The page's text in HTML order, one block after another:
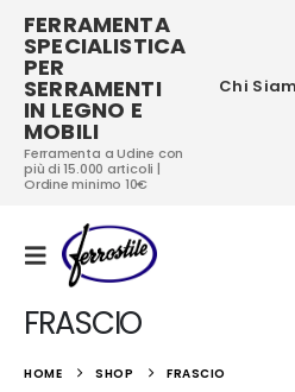
FERRAMENTA
SPECIALISTICA
PER
SERRAMENTI
IN LEGNO E
MOBILI
Ferramenta a Udine con
più di 15.000 articoli |
Ordine minimo 10€
Chi
FRASCIO
HOME SHOP FRASCIO